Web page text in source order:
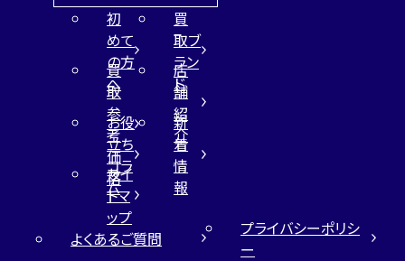
初
めて
の方
へ
買
取ブ
ラン
ド
買
取
参
考
価
格
店
舗
紹
介
お役
立ち
コラ
ム
新
着
情
報
サイ
トマ
ップ
よくあるご質問
プライバシーポリシ
ー